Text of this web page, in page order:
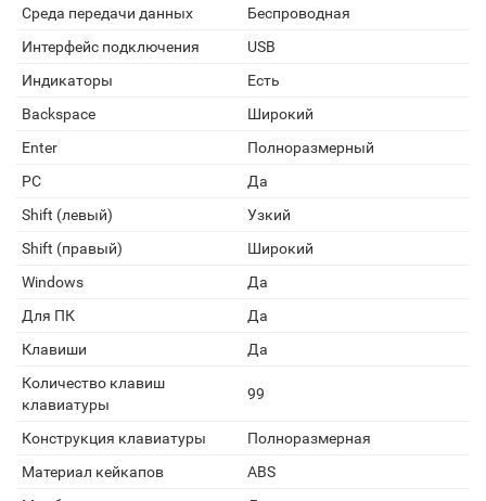
Среда передачи данных
Беспроводная
Интерфейс подключения
USB
Индикаторы
Есть
Backspace
Широкий
Enter
Полноразмерный
PC
Да
Shift (левый)
Узкий
Shift (правый)
Широкий
Windows
Да
Для ПК
Да
Клавиши
Да
Количество клавиш
клавиатуры
99
Конструкция клавиатуры
Полноразмерная
Материал кейкапов
ABS